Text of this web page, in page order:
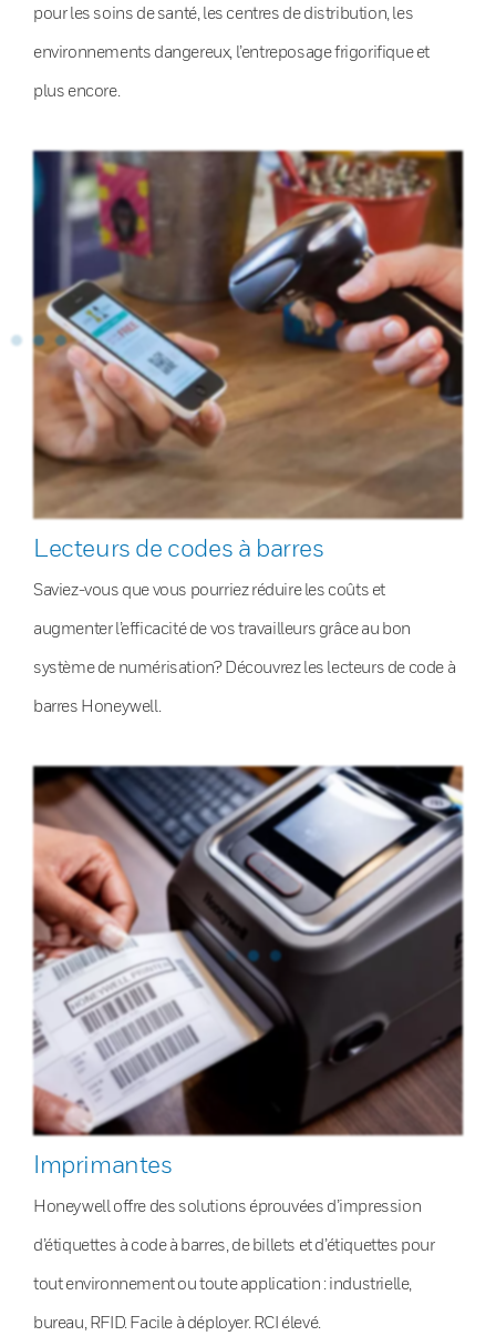
pour les soins de santé, les centres de distribution, les
environnements dangereux, l’entreposage frigorifique et
plus encore.
Lecteurs de codes à barres
Saviez-vous que vous pourriez réduire les coûts et
augmenter l’efficacité de vos travailleurs grâce au bon
système de numérisation? Découvrez les lecteurs de code à
barres Honeywell.
Imprimantes
Honeywell offre des solutions éprouvées d’impression
d’étiquettes à code à barres, de billets et d’étiquettes pour
tout environnement ou toute application : industrielle,
bureau, RFID. Facile à déployer. RCI élevé.